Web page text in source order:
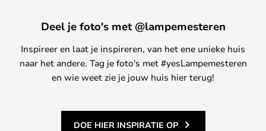
Deel je foto's met @lampemesteren
Inspireer en laat je inspireren, van het ene unieke huis
naar het andere. Tag je foto's met #yesLampemesteren
en wie weet zie je jouw huis hier terug!
DOE HIER INSPIRATIE OP